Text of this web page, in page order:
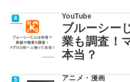
YouTube
ブルーシー
業も調査！
本当？
アニメ・漫画